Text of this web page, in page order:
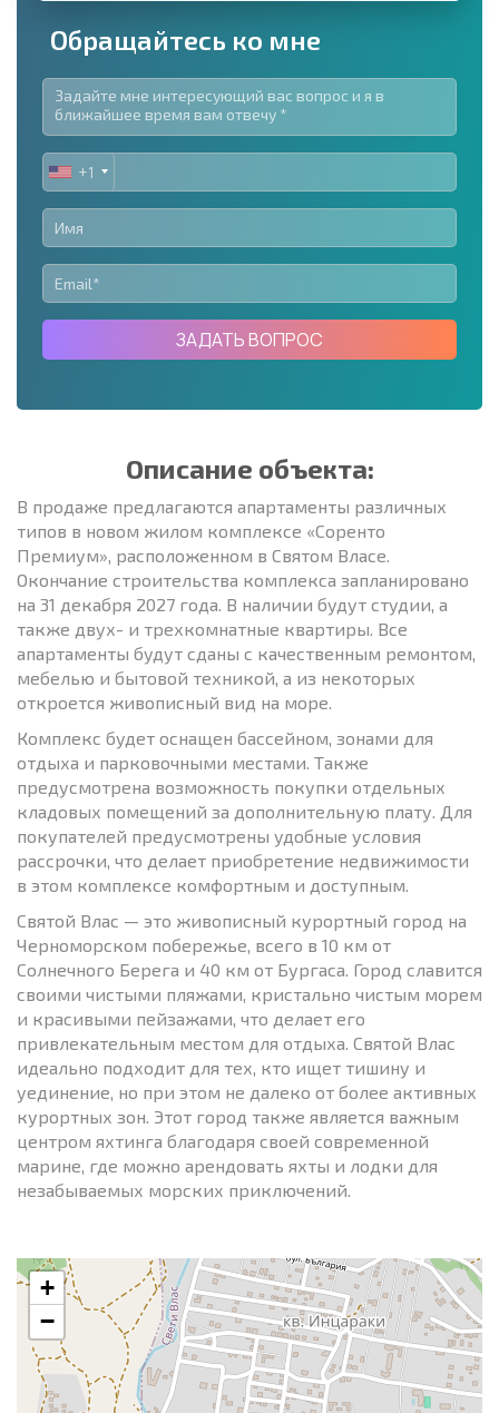
Обращайтесь ко мне
UNITED
STATES
+1
+1
ЗАДАТЬ ВОПРОС
Описание объекта:
В продаже предлагаются апартаменты различных
типов в новом жилом комплексе «Соренто
Премиум», расположенном в Святом Власе.
Окончание строительства комплекса запланировано
на 31 декабря 2027 года. В наличии будут студии, а
также двух- и трехкомнатные квартиры. Все
апартаменты будут сданы с качественным ремонтом,
мебелью и бытовой техникой, а из некоторых
откроется живописный вид на море.
Комплекс будет оснащен бассейном, зонами для
отдыха и парковочными местами. Также
предусмотрена возможность покупки отдельных
кладовых помещений за дополнительную плату. Для
покупателей предусмотрены удобные условия
рассрочки, что делает приобретение недвижимости
в этом комплексе комфортным и доступным.
Святой Влас — это живописный курортный город на
Черноморском побережье, всего в 10 км от
Солнечного Берега и 40 км от Бургаса. Город славится
своими чистыми пляжами, кристально чистым морем
и красивыми пейзажами, что делает его
привлекательным местом для отдыха. Святой Влас
идеально подходит для тех, кто ищет тишину и
уединение, но при этом не далеко от более активных
курортных зон. Этот город также является важным
центром яхтинга благодаря своей современной
марине, где можно арендовать яхты и лодки для
незабываемых морских приключений.
+
−